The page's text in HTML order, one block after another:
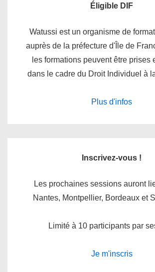
Éligible DIF
Watussi est un organisme de
auprès de la préfecture d'Île de
les formations peuvent être prises
dans le cadre du Droit Individuel à
Plus d'infos
Inscrivez-vous !
Les prochaines sessions auront
Nantes, Montpellier, Bordeaux et
Limité à 10 participants par
Je m'inscris